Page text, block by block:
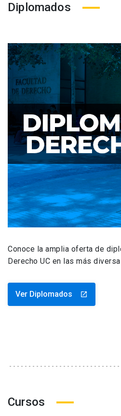
Diplomados
Conoce la amplia oferta de
Derecho UC en las más
Ver Diplomados launch
Cursos